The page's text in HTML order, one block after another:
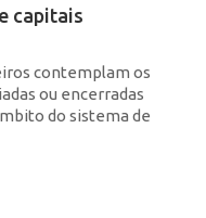
capitais
contemplam os
ou encerradas
do sistema de